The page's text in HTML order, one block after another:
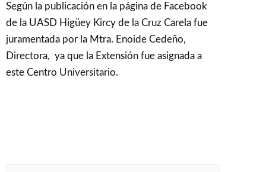
Según la publicación en la página de Facebook
de la UASD Higüey Kircy de la Cruz Carela fue
juramentada por la Mtra. Enoide Cedeño,
Directora, ya que la Extensión fue asignada a
este Centro Universitario.